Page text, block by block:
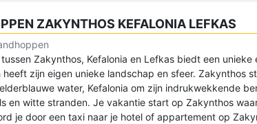
ZAKYNTHOS KEFALONIA LEFKAS
Zakynthos, Kefalonia en Lefkas biedt een
heeft zijn eigen unieke landschap en sfeer. Zakynthos
water, Kefalonia om zijn indrukwekkende
en witte stranden. Je vakantie start op Zakynthos
je door een taxi naar je hotel of appartement op